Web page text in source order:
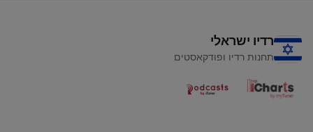
רדיו ישראלי
תחנות רדיו ופודקאסטים